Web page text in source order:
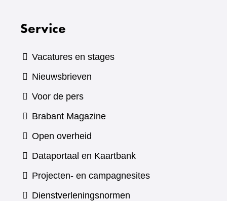
Service
Vacatures en stages
Nieuwsbrieven
Voor de pers
Brabant Magazine(verwijst
andere
website)
Open overheid
Dataportaal en Kaartbank(verwijst
naar
Projecten- en campagnesites
Dienstverleningsnormen